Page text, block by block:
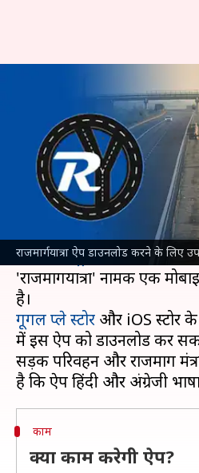
राजमार्गयात्रा ऐप डाउनलोड करने के लिए
NHAI की
काम है?
बिश्वजीत कुमार Aug 04, 2023
क्या है खबर?
राष्ट्रीय राजमार्ग पर चलने
देने और उनके शिकायतों का
भारतीय राष्ट्रीय राजमार्ग
'राजमार्गयात्रा' नामक एक
गूगल प्ले स्टोर और iOS स्टोर के
में इस ऐप को डाउनलोड कर
सड़क परिवहन और राजमार्ग
काम
क्या काम करेगी ऐप?